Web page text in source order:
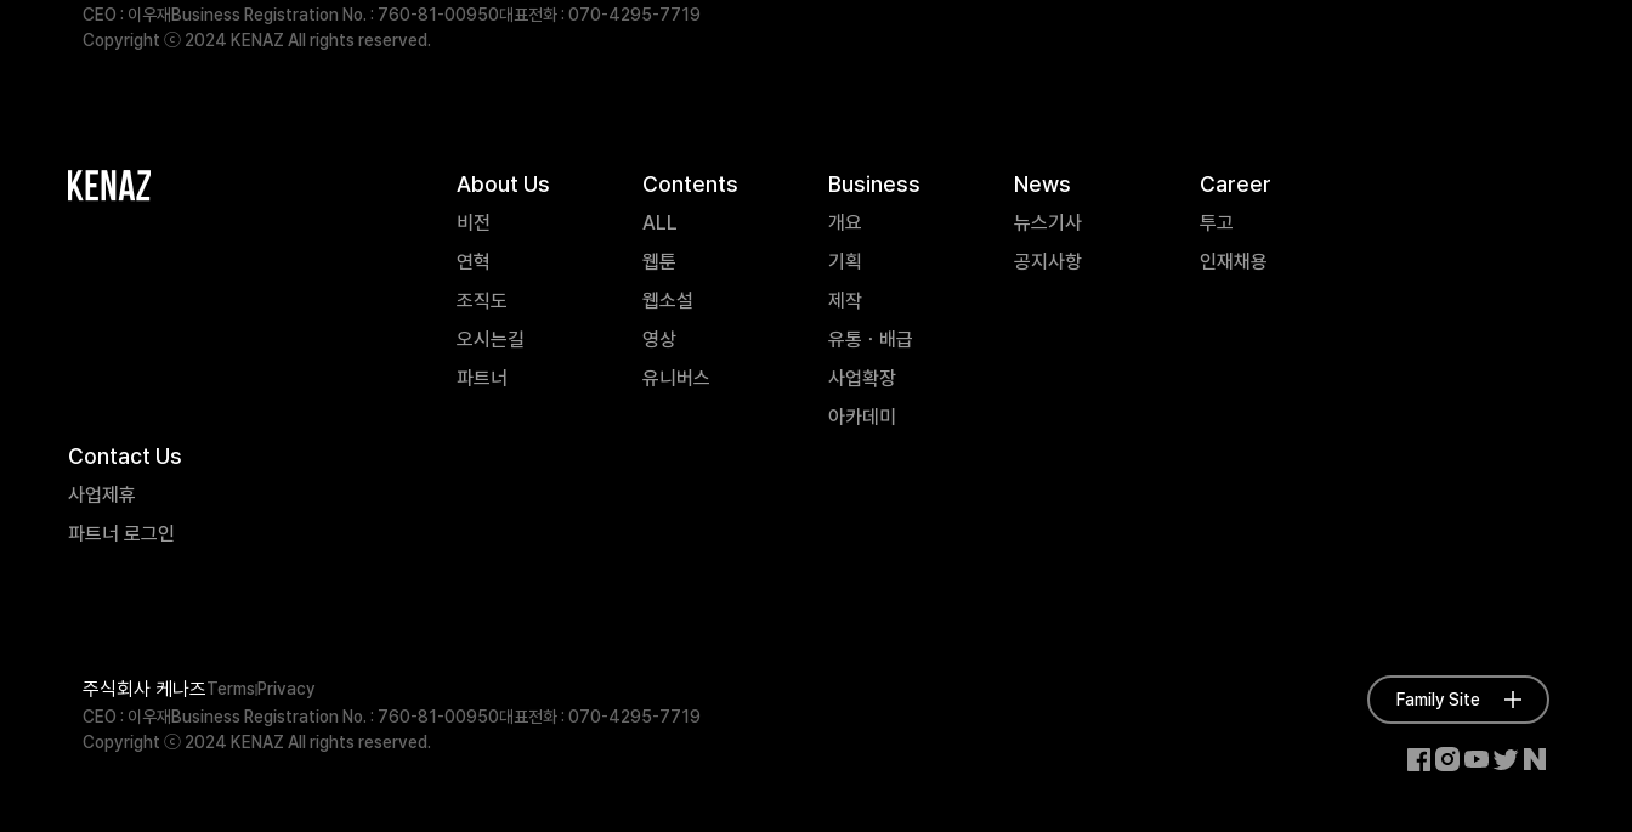
CEO : 이우재 Business Registration No. : 760-81-00950대표전화 : 070-4295-7719
Copyright ⓒ 2024 KENAZ All rights reserved.
About Us
비전
연혁
조직도
오시는길
파트너
Contents
ALL
웹툰
웹소설
영상
유니버스
Business
개요
기획
제작
유통ㆍ배급
사업확장
아카데미
News
뉴스기사
공지사항
Career
투고
인재채용
Contact Us
사업제휴
파트너 로그인
주식회사 케나즈Terms Privacy
CEO : 이우재 Business Registration No. : 760-81-00950대표전화 : 070-4295-7719
Copyright ⓒ 2024 KENAZ All rights reserved.
Family Site